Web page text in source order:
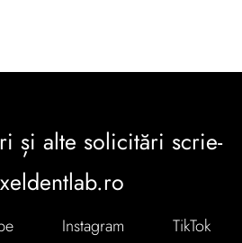
și alte solicitări scrie-
Instagram TikTok